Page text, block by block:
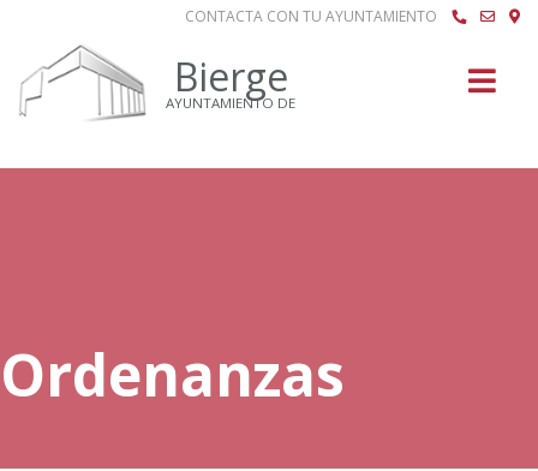
CONTACTA CON TU AYUNTAMIENTO
Bierge
AYUNTAMIENTO DE
Ordenanzas